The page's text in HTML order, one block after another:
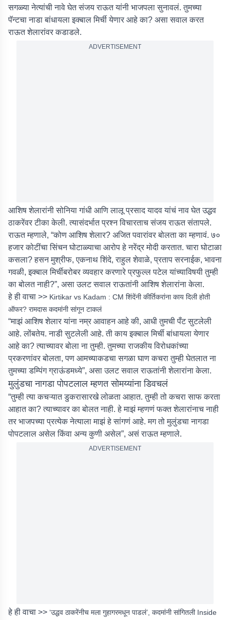
सगळ्या नेत्यांची नावे घेत संजय राऊत यांनी भाजपला सुनावलं. तुमच्या
पॅन्टचा नाडा बांधायला इक्बाल मिर्ची येणार आहे का? असा सवाल करत
राऊत शेलारांवर कडाडले.
ADVERTISEMENT
आशिष शेलारांनी सोनिया गांधी आणि लालू प्रसाद यादव यांचं नाव घेत उद्धव
ठाकरेंवर टीका केली. त्यासंदर्भात प्रश्न विचारताच संजय राऊत संतापले.
राऊत म्हणाले, “कोण आशिष शेलार? अजित पवारांवर बोलता का म्हणावं. ७०
हजार कोटींचा सिंचन घोटाळ्याचा आरोप हे नरेंद्र मोदी करतात. चारा घोटाळा
कसला? हसन मुश्रीफ, एकनाथ शिंदे, राहुल शेवाळे, प्रताप सरनाईक, भावना
गवळी, इक्बाल मिर्चीबरोबर व्यवहार करणारे प्रफुल्ल पटेल यांच्याविषयी तुम्ही
का बोलत नाही?”, असा उलट सवाल राऊतांनी आशिष शेलारांना केला.
हे ही वाचा >> Kirtikar vs Kadam : CM शिंदेंनी कीर्तिकरांना काय दिली होती
ऑफर? रामदास कदमांनी सांगून टाकलं
“माझं आशिष शेलार यांना नम्र आवाहन आहे की, आधी तुमची पँट सुटलेली
आहे. लोंबतेय. नाडी सुटलेली आहे. ती काय इक्बाल मिर्ची बांधायला येणार
आहे का? त्याच्यावर बोला ना तुम्ही. तुमच्या राजकीय विरोधकांच्या
प्रकरणांवर बोलता, पण आमच्याकडचा सगळा घाण कचरा तुम्ही घेतलात ना
तुमच्या डम्पिंग ग्राऊंडमध्ये”, असा उलट सवाल राऊतांनी शेलारांना केला.
मुलुंडचा नागडा पोपटलाल म्हणत सोमय्यांना डिवचलं
“तुम्ही त्या कचऱ्यात डुकरासारखे लोळता आहात. तुम्ही तो कचरा साफ करता
आहात का? त्याच्यावर का बोलत नाही. हे माझं म्हणणं फक्त शेलारांनाच नाही
तर भाजपच्या प्रत्येक नेत्याला माझं हे सांगणं आहे. मग तो मुलुंडचा नागडा
पोपटलाल असेल किंवा अन्य कुणी असेल”, असं राऊत म्हणाले.
ADVERTISEMENT
हे ही वाचा >> ‘उद्धव ठाकरेंनीच मला गुहागरमधून पाडलं’, कदमांनी सांगितली Inside